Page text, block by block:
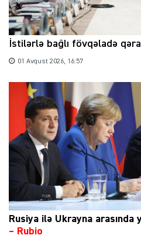
İstilərlə bağlı fövqəladə
01 Avqust 2026, 16:57
Rusiya ilə Ukrayna arasında
– Rubio